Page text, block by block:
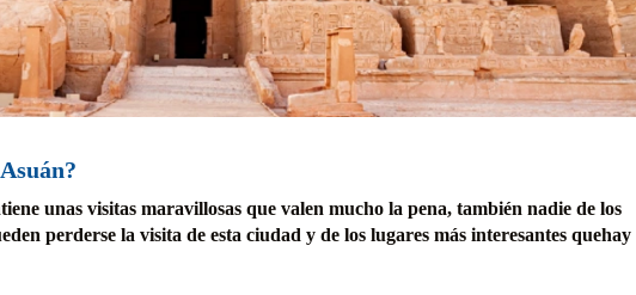
unas visitas maravillosas que valen mucho la pena, también nadie de los
perderse la visita de esta ciudad y de los lugares más interesantes quehay